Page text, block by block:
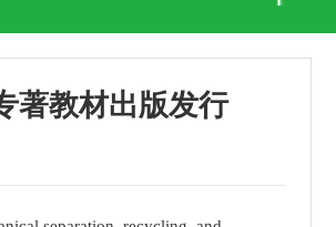
著教材出版发行